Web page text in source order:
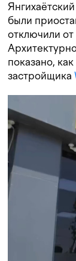
были
отключили от
показано,
застройщика